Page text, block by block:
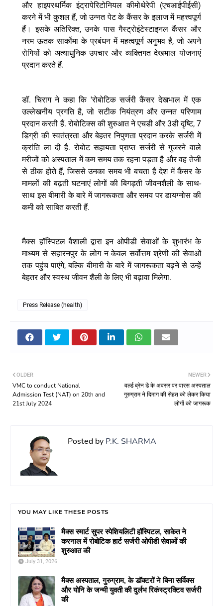
और हाइपरथर्मिक इंट्रापेरिटोनियल कीमोथेरेपी(एचआईपीईसी)
करने में भी कुशल हैं,जो उन्नत पेट के कैंसर के इलाज में महत्त्वपूर्ण
हैं।
इसके अतिरिक्त,उनके पास गैस्ट्रोइंटेस्टाइनल कैंसर और
नरम ऊतक सार्कोमा के प्रबंधन में महत्वपूर्ण अनुभव है,जो अपने
रोगियों को अत्याधुनिक उपचार और व्यक्तिगत देखभाल योजनाएं
प्रदान करते हैं.
डॉ.चिराग ने कहा कि'रोबोटिक सर्जरी कैंसर देखभाल में एक
उल्लेखनीय प्रगति है,जो सटीक नियंत्रण और उन्नत परिणाम
प्रदान करती हैं.रोबोटिक्स की शुरुआत ने एचडी और3डी दृष्टि, 7
डिग्री की स्वतंत्रता और बेहतर निपुणता प्रदान करके सर्जरी में
क्रांति ला दी है.रोबोट सहायता प्राप्त सर्जरी से गुजरने वाले
मरीजों को अस्पताल में कम समय तक रहना पड़ता है और वह तेजी
से ठीक होते हैं,जिससे उनका समय भी बचता है देश में कैंसर के
मामलों की बढ़ती घटनाएं लोगों की बिगड़ती जीवनशैली के साथ-
साथ इस बीमारी के बारे में जागरूकता और समय पर डायग्नोस की
कमी को साबित करती हैं.
मैक्स हॉस्पिटल वैशाली द्वारा इन ओपीडी सेवाओं के शुभारंभ के
माध्यम से सहारनपुर के लोग न केवल सर्वोत्तम श्रेणी की सेवाओं
तक पहुंच पाएंगे,बल्कि बीमारी के बारे में जागरूकता बढ़ने से उन्हें
बेहतर और स्वस्थ जीवन शैली के लिए भी बढ़ावा मिलेगा.
Press Release (health)
NEWER
वर्ल्ड ब्रेन डे के अवसर पर पारस अस्पताल
गुरुग्राम ने दिमाग की सेहत को लेकर किया
लोगों को जागरूक
OLDER
VMC to conduct National
Admission Test (NAT) on 20th and
21st July 2024
Posted by P.K. SHARMA
YOU MAY LIKE THESE POSTS
मैक्स स्मार्ट सुपर स्पेशियलिटी हॉस्पिटल, साकेत ने
करनाल में रोबोटिक हार्ट सर्जरी ओपीडी सेवाओं की
शुरुआत की
July 31, 2026
मैक्स अस्पताल, गुरुग्राम, के डॉक्टरों ने बिना सर्विक्स
और योनि के जन्मी युवती की दुर्लभ रिकंस्ट्रक्टिव सर्जरी
की